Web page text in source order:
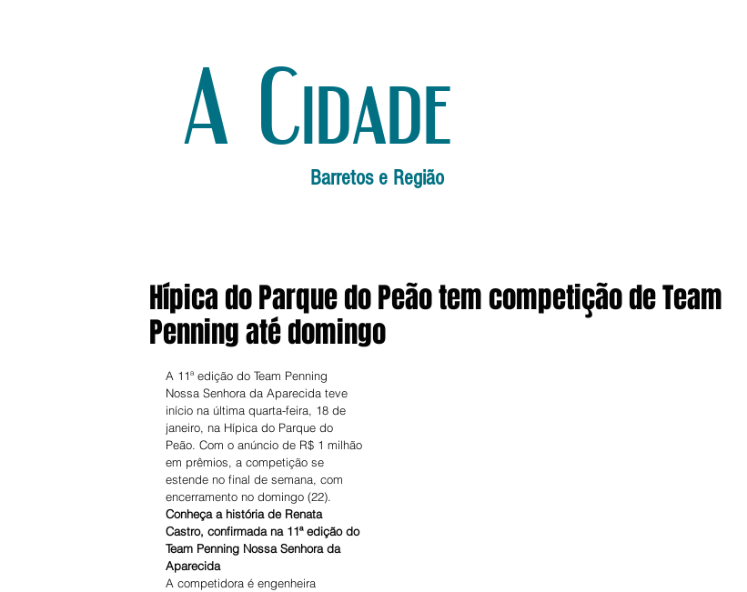
A Cidade
Barretos e Região
Hípica do Parque do Peão tem competição de Team
Penning até domingo
A 11ª edição do Team Penning
Nossa Senhora da Aparecida teve
início na última quarta-feira, 18 de
janeiro, na Hípica do Parque do
Peão. Com o anúncio de R$ 1 milhão
em prêmios, a competição se
estende no final de semana, com
encerramento no domingo (22).
Conheça a história de Renata
Castro, confirmada na 11ª edição do
Team Penning Nossa Senhora da
Aparecida
A competidora é engenheira